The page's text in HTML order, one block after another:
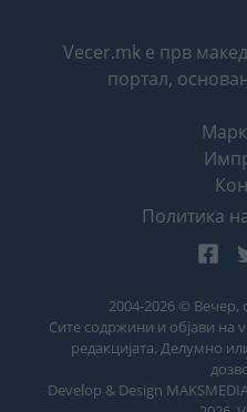
Vecer.mk е прв
портал,
Политика
2004-2026 © Вечер,
Сите содржини и објави на
редакцијата. Делумно
Develop & Design